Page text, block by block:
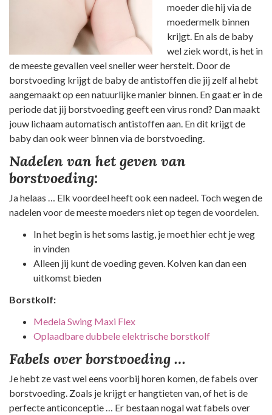
moeder die hij via de
moedermelk binnen
krijgt. En als de baby
wel ziek wordt, is het in
de meeste gevallen veel sneller weer herstelt. Door de
borstvoeding krijgt de baby de antistoffen die jij zelf al hebt
aangemaakt op een natuurlijke manier binnen. En gaat er in de
periode dat jij borstvoeding geeft een virus rond? Dan maakt
jouw lichaam automatisch antistoffen aan. En dit krijgt de
baby dan ook weer binnen via de borstvoeding.
Nadelen van het geven van
borstvoeding:
Ja helaas … Elk voordeel heeft ook een nadeel. Toch wegen de
nadelen voor de meeste moeders niet op tegen de voordelen.
In het begin is het soms lastig, je moet hier echt je weg
in vinden
Alleen jij kunt de voeding geven. Kolven kan dan een
uitkomst bieden
Borstkolf:
Medela Swing Maxi Flex
Oplaadbare dubbele elektrische borstkolf
Fabels over borstvoeding …
Je hebt ze vast wel eens voorbij horen komen, de fabels over
borstvoeding. Zoals je krijgt er hangtieten van, of het is de
perfecte anticonceptie … Er bestaan nogal wat fabels over